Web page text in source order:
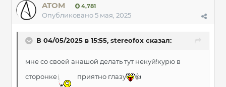
ATOM 4,781
Опубликовано5 мая, 2025
В 04/05/2025 в 15:55, stereofox сказал:
мне со своей анашой делать тут некуй!курю в
сторонке
приятно глазу 👍